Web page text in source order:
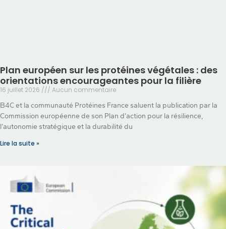
Plan européen sur les protéines végétales : des
orientations encourageantes pour la filière
16 juillet 2026
Aucun commentaire
B4C et la communauté Protéines France saluent la publication par la
Commission européenne de son Plan d’action pour la résilience,
l’autonomie stratégique et la durabilité du
Lire la suite »